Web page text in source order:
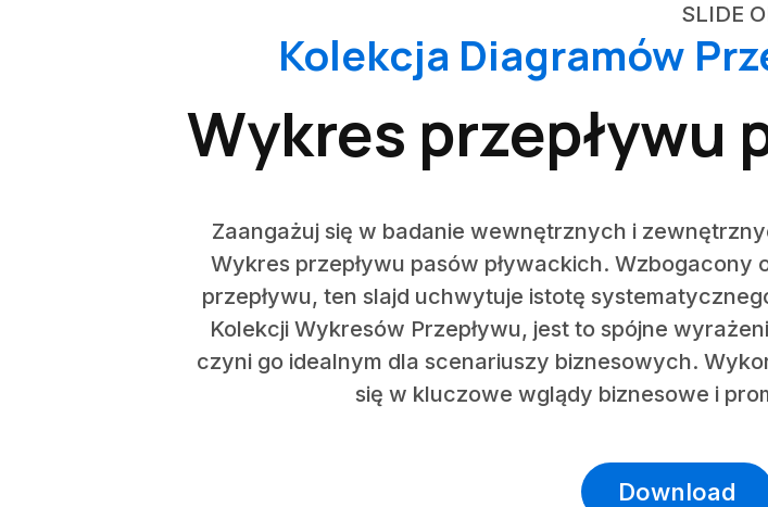
SLIDE
Kolekcja Diagramów
Wykres przepływu
Zaangażuj się w badanie wewnętrznych i
Wykres przepływu pasów pływackich.
przepływu, ten slajd uchwytuje istotę
Kolekcji Wykresów Przepływu, jest to spójne
czyni go idealnym dla scenariuszy biznesowych.
się w kluczowe wglądy biznesowe i
Download